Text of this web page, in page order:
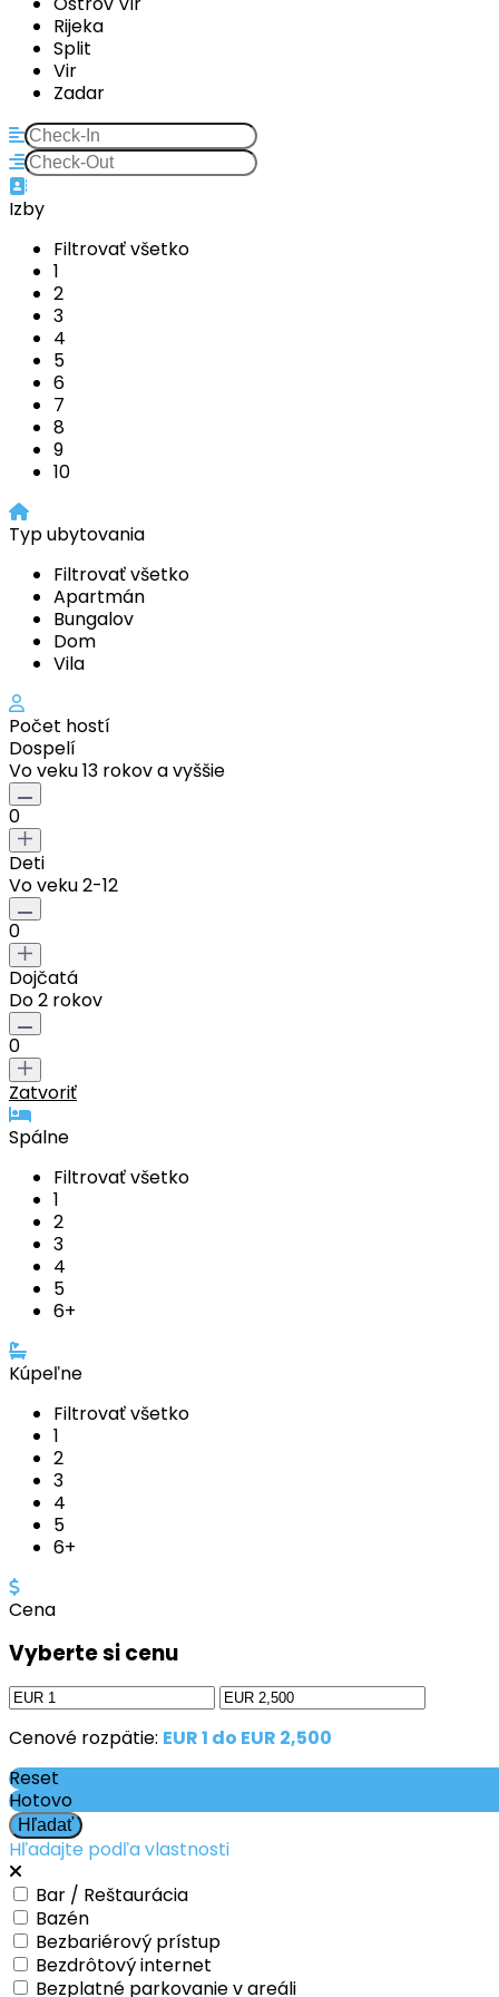
Rijeka
Split
Vir
Zadar
Izby
Filtrovať všetko
1
2
3
4
5
6
7
8
9
10
Typ ubytovania
Filtrovať všetko
Apartmán
Bungalov
Dom
Vila
Počet hostí
Dospelí
Vo veku 13 rokov a vyššie
0
Deti
Vo veku 2-12
0
Dojčatá
Do 2 rokov
0
Zatvoriť
Spálne
Filtrovať všetko
1
2
3
4
5
6+
Kúpeľne
Filtrovať všetko
1
2
3
4
5
6+
Cena
Vyberte si cenu
Cenové rozpätie: EUR 1 do EUR 2,500
Reset
Hotovo
Hľadajte podľa vlastnosti
Bar / Reštaurácia
Bazén
Bezbariérový prístup
Bezdrôtový internet
Bezplatné parkovanie v areáli